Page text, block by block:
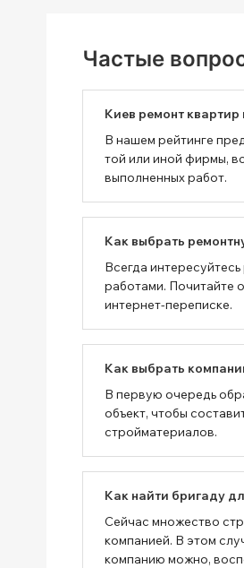
Частые
Киев ремонт квартир
В нашем рейтинге
той или иной фирмы,
выполненных работ.
Как выбрать
Всегда
работами. Почитайте
интернет-переписке.
Как выбрать
В первую очередь
объект, чтобы
стройматериалов.
Как найти бригаду
Сейчас множество
компанией. В этом
компанию можно,